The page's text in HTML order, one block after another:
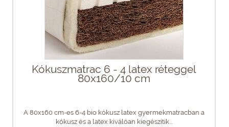
Kókuszmatrac 6 - 4 latex réteggel
80x160/10 cm
A 80x160 cm-es 6-4 bio kókusz latex gyermekmatracban a
kókusz és a latex kiválóan kiegészítik...